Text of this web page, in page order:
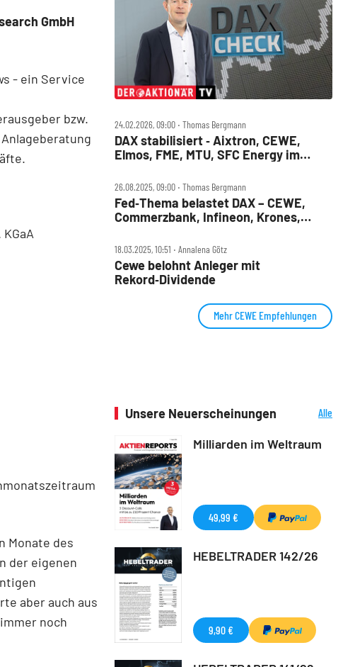
GmbH
- ein Service
bzw.
Monate des
der eigenen
aber auch aus
noch
24.02.2026, 09:00 ‧ Thomas Bergmann
DAX stabilisiert ‑ Aixtron, CEWE,
Elmos, FME, MTU, SFC Energy im
26.08.2025, 09:00 ‧ Thomas Bergmann
Fed‑Thema belastet DAX – CEWE,
Commerzbank, Infineon, Krones,
18.03.2025, 10:51 ‧ Annalena Götz
Cewe belohnt Anleger mit
Rekord‑Dividende
Mehr CEWE Empfehlungen
Unsere Neuerscheinungen
Alle
Milliarden im Weltraum
49,99 €
HEBELTRADER 142/26
9,90 €